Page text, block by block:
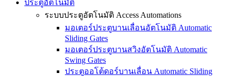
ประตูอัตโนมัติ
ระบบประตูอัตโนมัติ Access Automations
มอเตอร์ประตูบานเลื่อนอัตโนมัติ Automatic
Sliding Gates
มอเตอร์ประตูบานสวิงอัตโนมัติ Automatic
Swing Gates
ประตูออโต้ดอร์บานเลื่อน Automatic Sliding